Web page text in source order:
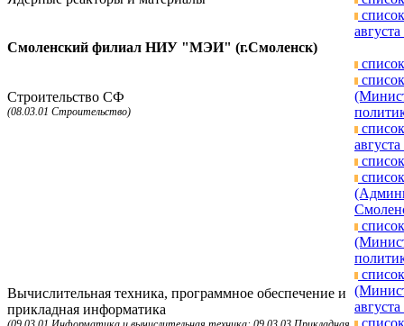
Смоленский филиал НИУ "МЭИ" (г.Смоленск)
Строительство СФ
(08.03.01 Строительство)
Вычислительная техника, программное обеспечение и
прикладная информатика